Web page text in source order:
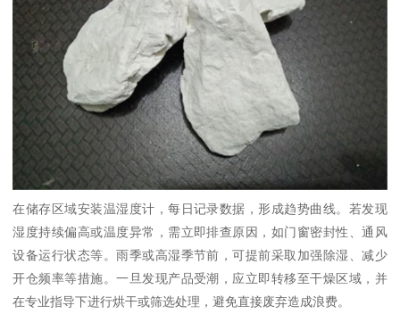
在储存区域安装温湿度计，每日记录数据，形成趋势曲线。若发现
湿度持续偏高或温度异常，需立即排查原因，如门窗密封性、通风
设备运行状态等。雨季或高湿季节前，可提前采取加强除湿、减少
开仓频率等措施。一旦发现产品受潮，应立即转移至干燥区域，并
在专业指导下进行烘干或筛选处理，避免直接废弃造成浪费。